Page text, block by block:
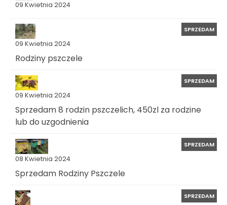
09 Kwietnia 2024
09 Kwietnia 2024
SPRZEDAM
Rodziny pszczele
09 Kwietnia 2024
SPRZEDAM
Sprzedam 8 rodzin pszczelich, 450zl za rodzine
lub do uzgodnienia
08 Kwietnia 2024
SPRZEDAM
Sprzedam Rodziny Pszczele
SPRZEDAM